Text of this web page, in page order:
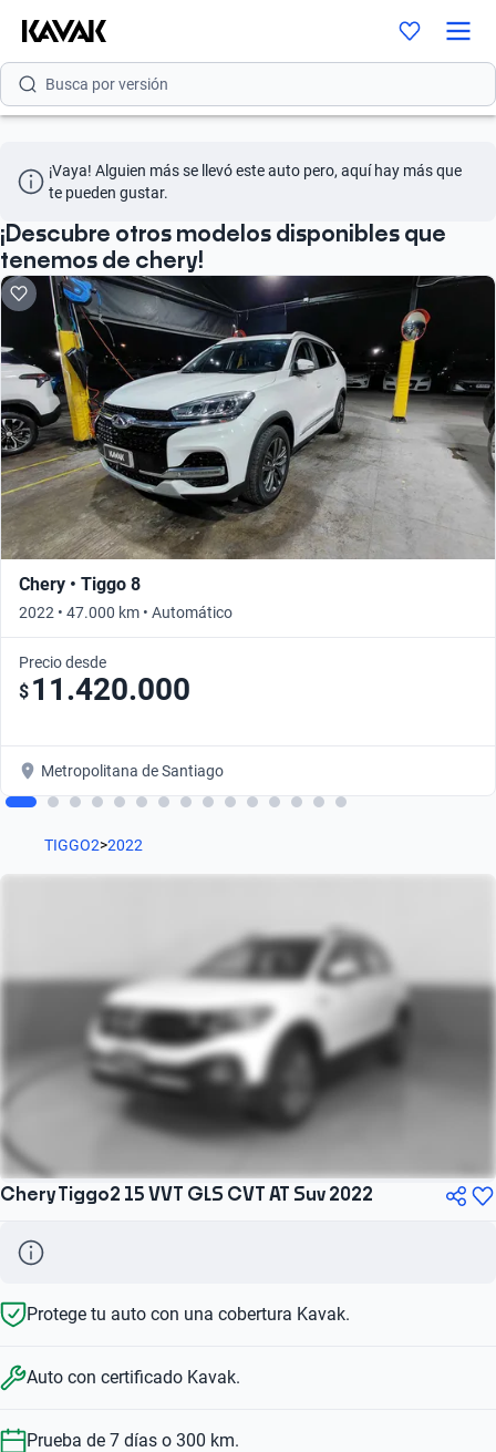
Busca por modelo
Busca por versión
Busca por marca
Busca por modelo
Busca por versión
Busca por año
¡Vaya! Alguien más se llevó este auto pero, aquí hay más que
te pueden gustar.
¡Descubre otros modelos disponibles que
tenemos de chery!
Chery • Tiggo 8
2022 • 47.000 km • Automático
Precio desde
$ 11.420.000
Metropolitana de Santiago
TIGGO2>2022
Chery Tiggo2 15 VVT GLS CVT AT Suv 2022
Protege tu auto con una cobertura Kavak.
Auto con certificado Kavak.
Prueba de 7 días o 300 km.